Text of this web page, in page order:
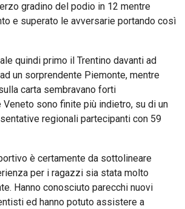
gradino del podio in 12 mentre
e superato le avversarie portando così
quindi primo il Trentino davanti ad
un sorprendente Piemonte, mentre
carta sembravano forti
Veneto sono finite più indietro, su di un
regionali partecipanti con 59
è certamente da sottolineare
per i ragazzi sia stata molto
Hanno conosciuto parecchi nuovi
ed hanno potuto assistere a